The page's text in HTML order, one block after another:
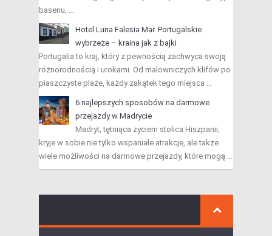
basenu, …
Hotel Luna Falesia Mar. Portugalskie
wybrzeże – kraina jak z bajki
Portugalia to kraj, który z pewnością zachwyca swoją
różnorodnością i urokami. Od malowniczych klifów po
piaszczyste plaże, każdy zakątek tego miejsca …
6 najlepszych sposobów na darmowe
przejazdy w Madrycie
Madryt, tętniąca życiem stolica Hiszpanii,
kryje w sobie nie tylko wspaniałe atrakcje, ale także
wiele możliwości na darmowe przejazdy, które mogą …